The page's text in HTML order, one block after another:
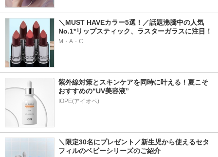
＼MUST HAVEカラー5選！／話題沸騰中の人気
No.1*リップスティック、ラスターガラスに注目！
M・A・C
紫外線対策とスキンケアを同時に叶える！夏こそ
おすすめの“UV美容液”
IOPE(アイオペ)
＼限定30名にプレゼント／新生児から使えるセタ
フィルのベビーシリーズのご紹介